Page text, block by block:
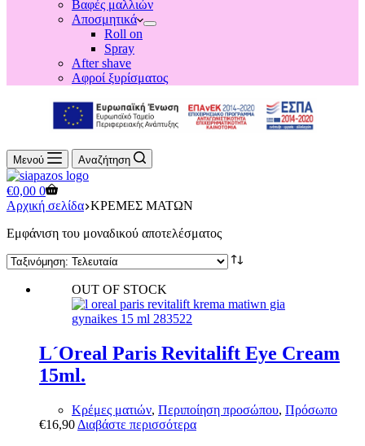
Βαφές μαλλιών
Αποσμητικά
Roll on
Spray
After shave
Αφροί ξυρίσματος
Μενού Αναζήτηση
Shopping
cart
€0,00 0
Αρχική σελίδα ΚΡΕΜΕΣ ΜΑΤΩΝ
Εμφάνιση του μοναδικού αποτελέσματος
OUT OF STOCK
L´Oreal Paris Revitalift Eye Cream
15ml.
Κρέμες ματιών, Περιποίηση προσώπου, Πρόσωπο
€16,90 Διαβάστε περισσότερα